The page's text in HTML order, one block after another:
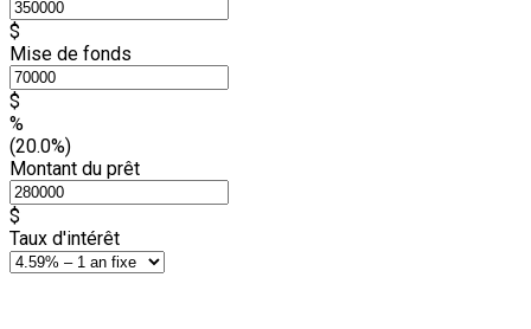
$
Mise de fonds
$
%
(20.0%)
Montant du prêt
$
Taux d'intérêt